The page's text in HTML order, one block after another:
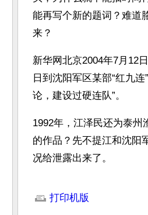
能再写个新的题词？难道
来？
新华网北京2004年7月12
日到沈阳军区某部“红九
论，建设过硬连队”。
1992年，江泽民还为泰
的作品？先不提江和沈阳
况给泄露出来了。
打印机版